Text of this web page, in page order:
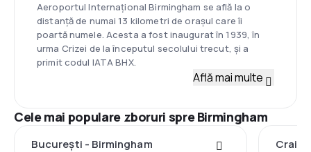
Aeroportul Internațional Birmingham se află la o
distanță de numai 13 kilometri de orașul care îi
poartă numele. Acesta a fost inaugurat în 1939, în
urma Crizei de la începutul secolului trecut, și a
primit codul IATA BHX.
Află mai multe
Cele mai populare zboruri spre Birmingham
București - Birmingham